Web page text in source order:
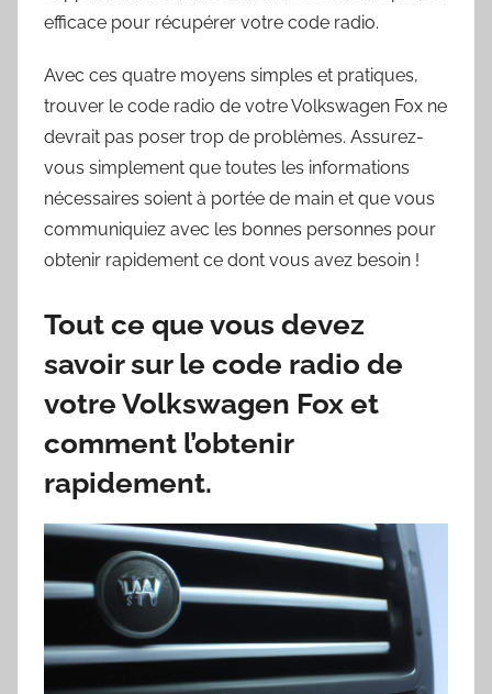
efficace pour récupérer votre code radio.
Avec ces quatre moyens simples et pratiques,
trouver le code radio de votre Volkswagen Fox ne
devrait pas poser trop de problèmes. Assurez-
vous simplement que toutes les informations
nécessaires soient à portée de main et que vous
communiquiez avec les bonnes personnes pour
obtenir rapidement ce dont vous avez besoin !
Tout ce que vous devez
savoir sur le code radio de
votre Volkswagen Fox et
comment l’obtenir
rapidement.